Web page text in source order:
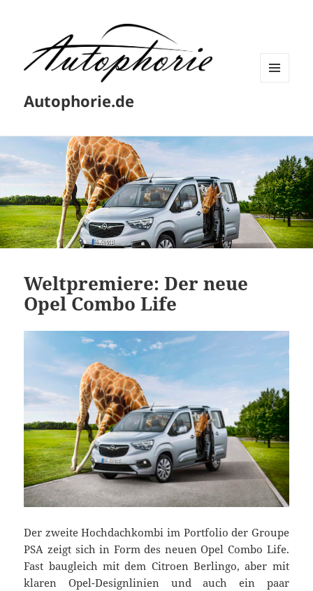
Autophorie.de
Weltpremiere: Der neue
Opel Combo Life
Der zweite Hochdachkombi im Portfolio der Groupe
PSA zeigt sich in Form des neuen Opel Combo Life.
Fast baugleich mit dem Citroen Berlingo, aber mit
klaren Opel-Designlinien und auch ein paar